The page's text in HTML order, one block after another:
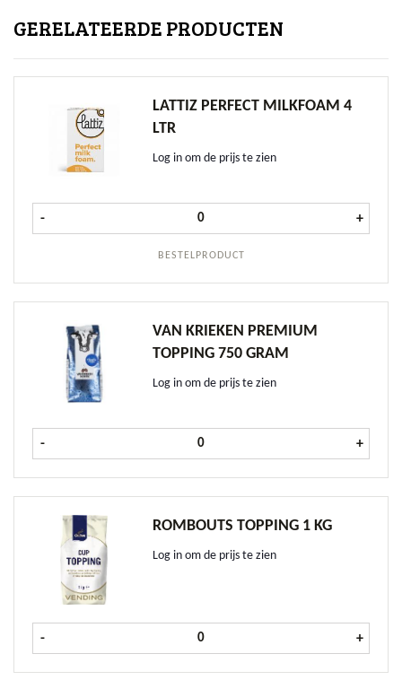
GERELATEERDE PRODUCTEN
LATTIZ PERFECT MILKFOAM 4
LTR
Log in om de prijs te zien
BESTELPRODUCT
- Lattiz Perfect Milkfoam 4 ltr aantal
+
VAN KRIEKEN PREMIUM
TOPPING 750 GRAM
Log in om de prijs te zien
- Van Krieken Premium Topping
+
ROMBOUTS TOPPING 1 KG
Log in om de prijs te zien
- Rombouts Topping 1 kg aantal
+